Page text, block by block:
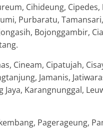
Cihideung, Cipedes,
Purbaratu,
Bojonggambir,
Cineam, Cipatujah,
Jamanis,
Jaya, Karangnunggal,
Pagerageung,